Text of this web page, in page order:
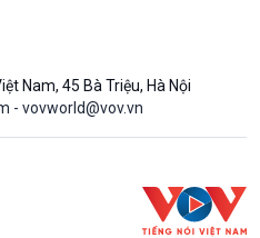
Nam, 45 Bà Triệu, Hà Nội
- vovworld@vov.vn